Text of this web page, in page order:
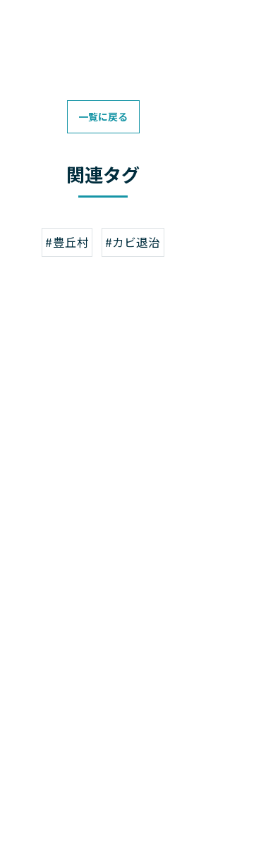
一覧に戻る
関連タグ
#豊丘村 #カビ退治